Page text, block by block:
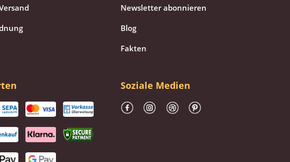
Newsletter abonnieren
Blog
Fakten
Soziale Medien